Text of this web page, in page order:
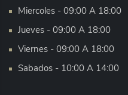
Miercoles - 09:00 A 18:00
Jueves - 09:00 A 18:00
Viernes - 09:00 A 18:00
Sabados - 10:00 A 14:00